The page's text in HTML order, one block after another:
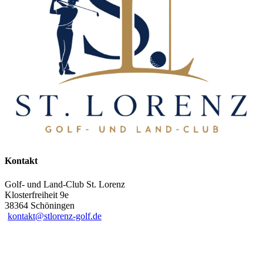
Kontakt
Golf- und Land-Club St. Lorenz
Klosterfreiheit 9e
38364 Schöningen
kontakt@stlorenz-golf.de